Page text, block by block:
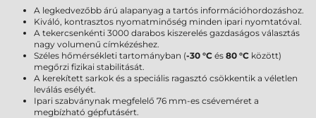
A legkedvezőbb árú alapanyag a tartós információhordozáshoz.
Kiváló, kontrasztos nyomatminőség minden ipari nyomtatóval.
A tekercsenkénti 3000 darabos kiszerelés gazdaságos választás
nagy volumenű címkézéshez.
Széles hőmérsékleti tartományban (-30 °C és 80 °C között)
megőrzi fizikai stabilitását.
A kerekített sarkok és a speciális ragasztó csökkentik a véletlen
leválás esélyét.
Ipari szabványnak megfelelő 76 mm-es cséveméret a
megbízható gépfutásért.